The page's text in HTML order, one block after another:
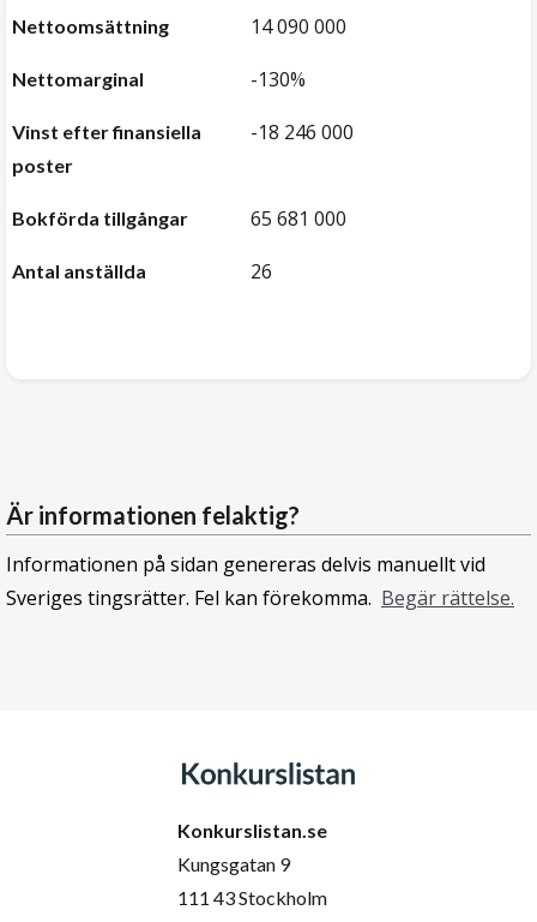
Nettoomsättning 14 090 000
Nettomarginal -130%
Vinst efter finansiella
poster
-18 246 000
Bokförda tillgångar 65 681 000
Antal anställda 26
Är informationen felaktig?
Informationen på sidan genereras delvis manuellt vid
Sveriges tingsrätter. Fel kan förekomma. Begär rättelse.
Konkurslistan.se
Kungsgatan 9
111 43 Stockholm